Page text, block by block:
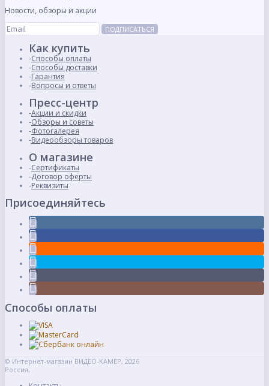
Новости, обзоры и акции
ПОДПИСАТЬСЯ
Как купить
Способы оплаты
Способы доставки
Гарантия
Вопросы и ответы
Пресс-центр
Акции и скидки
Обзоры и советы
Фотогалерея
Видеообзоры товаров
О магазине
Сертификаты
Договор оферты
Реквизиты
Присоединяйтесь
Способы оплаты
© Интернет-магазин ВИДЕО-КАМЕР, 2026
Россия,